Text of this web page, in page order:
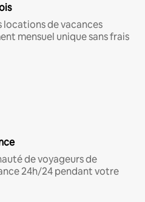
locations de vacances
mensuel unique sans frais
de voyageurs de
24h/24 pendant votre